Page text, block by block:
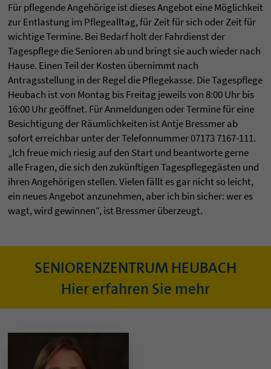
Für pflegende Angehörige ist dieses Angebot eine Möglichkeit
zur Entlastung im Pflegealltag, für Zeit für sich oder Zeit für
wichtige Termine. Bei Bedarf holt der Fahrdienst der
Tagespflege die Senioren ab und bringt sie auch wieder nach
Hause. Einen Teil der Kosten übernimmt nach
Antragsstellung in der Regel die Pflegekasse. Die Tagespflege
Heubach ist von Montag bis Freitag jeweils von 8:00 Uhr bis
16:00 Uhr geöffnet. Für Anmeldungen oder Termine für eine
Besichtigung der Räumlichkeiten ist Antje Bressmer ab
sofort erreichbar unter der Telefonnummer 07173 7167-111.
„Ich freue mich riesig auf den Start und beantworte gerne
alle Fragen, die sich den zukünftigen Tagespflegegästen und
ihren Angehörigen stellen. Vielen fällt es gar nicht so leicht,
ein neues Angebot anzunehmen, aber ich bin sicher: wer es
wagt, wird gewinnen“, ist Bressmer überzeugt.
SENIORENZENTRUM HEUBACH
Hier erfahren Sie mehr